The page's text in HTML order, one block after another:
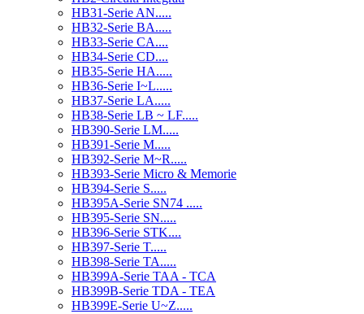
HB31-Serie AN.....
HB32-Serie BA.....
HB33-Serie CA....
HB34-Serie CD....
HB35-Serie HA.....
HB36-Serie I~L.....
HB37-Serie LA.....
HB38-Serie LB ~ LF.....
HB390-Serie LM.....
HB391-Serie M.....
HB392-Serie M~R.....
HB393-Serie Micro & Memorie
HB394-Serie S.....
HB395A-Serie SN74 .....
HB395-Serie SN.....
HB396-Serie STK....
HB397-Serie T.....
HB398-Serie TA.....
HB399A-Serie TAA - TCA
HB399B-Serie TDA - TEA
HB399E-Serie U~Z.....